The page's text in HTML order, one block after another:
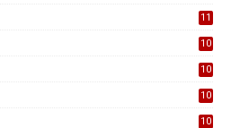
11
10
10
10
10